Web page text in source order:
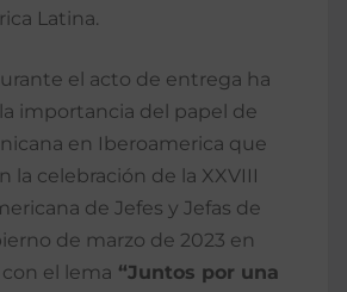
Latina.
el acto de entrega ha
importancia del papel de
en Iberoamerica que
la celebración de la XXVIII
de Jefes y Jefas de
de marzo de 2023 en
el lema “Juntos por una